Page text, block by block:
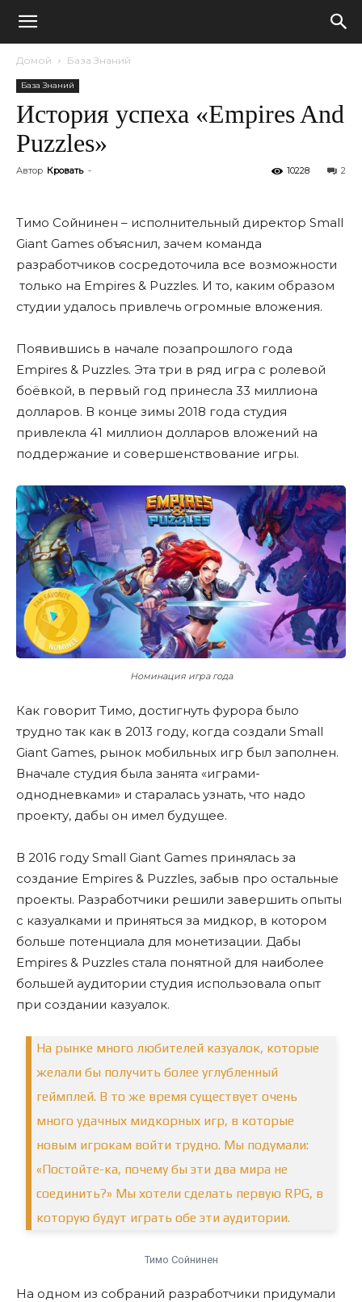
Домой База Знаний
База Знаний
История успеха «Empires And
Puzzles»
Автор Кровать - 2
10228
Тимо Сойнинен – исполнительный директор Small
Giant Games объяснил, зачем команда
разработчиков сосредоточила все возможности
только на Empires & Puzzles. И то, каким образом
студии удалось привлечь огромные вложения.
Появившись в начале позапрошлого года
Empires & Puzzles. Эта три в ряд игра с ролевой
боёвкой, в первый год принесла 33 миллиона
долларов. В конце зимы 2018 года студия
привлекла 41 миллион долларов вложений на
поддержание и совершенствование игры.
Номинация игра года
Как говорит Тимо, достигнуть фурора было
трудно так как в 2013 году, когда создали Small
Giant Games, рынок мобильных игр был заполнен.
Вначале студия была занята «играми-
однодневками» и старалась узнать, что надо
проекту, дабы он имел будущее.
В 2016 году Small Giant Games принялась за
создание Empires & Puzzles, забыв про остальные
проекты. Разработчики решили завершить опыты
с казуалками и приняться за мидкор, в котором
больше потенциала для монетизации. Дабы
Empires & Puzzles стала понятной для наиболее
большей аудитории студия использовала опыт
при создании казуалок.
На рынке много любителей казуалок, которые
желали бы получить более углубленный
геймплей. В то же время существует очень
много удачных мидкорных игр, в которые
новым игрокам войти трудно. Мы подумали:
«Постойте-ка, почему бы эти два мира не
соединить?» Мы хотели сделать первую RPG, в
которую будут играть обе эти аудитории.
Тимо Сойнинен
На одном из собраний разработчики придумали